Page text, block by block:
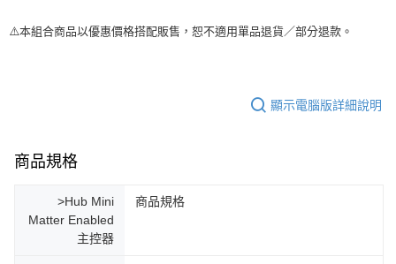
⚠️本組合商品以優惠價格搭配販售，恕不適用單品退貨／部分退款。
顯示電腦版詳細說明
商品規格
>Hub Mini
Matter Enabled
主控器
商品規格